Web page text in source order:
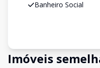
Banheiro Social
Imóveis